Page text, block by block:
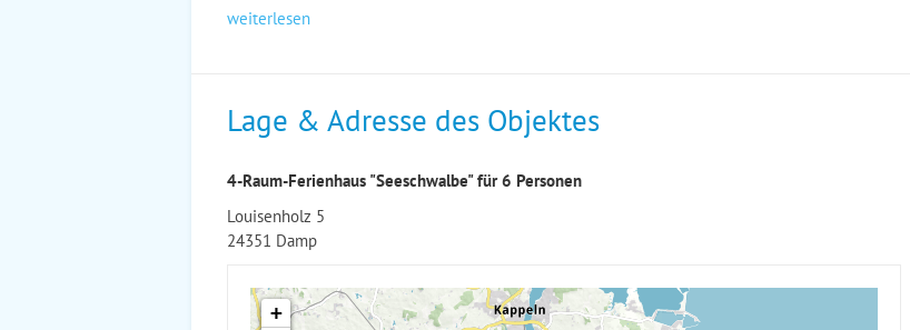
weiterlesen
Lage & Adresse des Objektes
4-Raum-Ferienhaus "Seeschwalbe" für 6 Personen
Louisenholz 5
24351 Damp
+